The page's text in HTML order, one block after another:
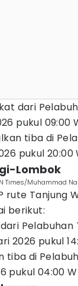
dari
pukul 09:00
tiba di
pukul 20:00
Lombok
Times/Muhammad
rute Tanjung
berikut:
Pelabuhan
2026 pukul
tiba di
pukul 04:00